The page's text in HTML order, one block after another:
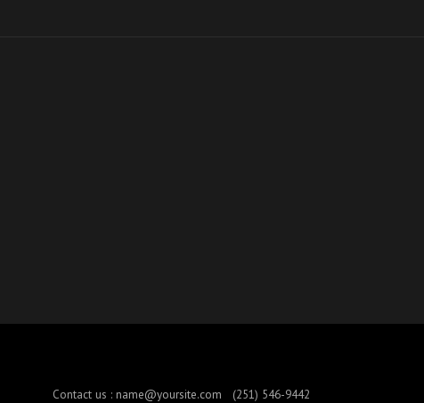
Contact us : name@yoursite.com (251) 546-9442